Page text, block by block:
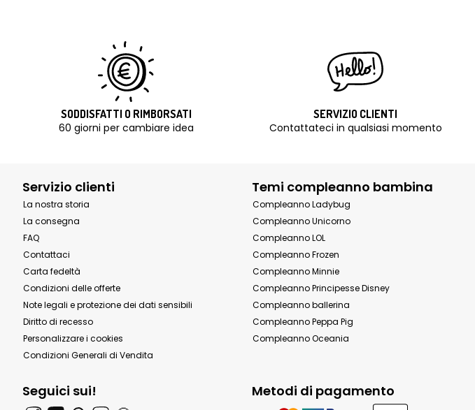
SODDISFATTI O RIMBORSATI
60 giorni per cambiare idea
SERVIZIO CLIENTI
Contattateci in qualsiasi momento
Servizio clienti
La nostra storia
La consegna
FAQ
Contattaci
Carta fedeltà
Condizioni delle offerte
Note legali e protezione dei dati sensibili
Diritto di recesso
Personalizzare i cookies
Condizioni Generali di Vendita
Temi compleanno bambina
Compleanno Ladybug
Compleanno Unicorno
Compleanno LOL
Compleanno Frozen
Compleanno Minnie
Compleanno Principesse Disney
Compleanno ballerina
Compleanno Peppa Pig
Compleanno Oceania
Seguici sui! Metodi di pagamento